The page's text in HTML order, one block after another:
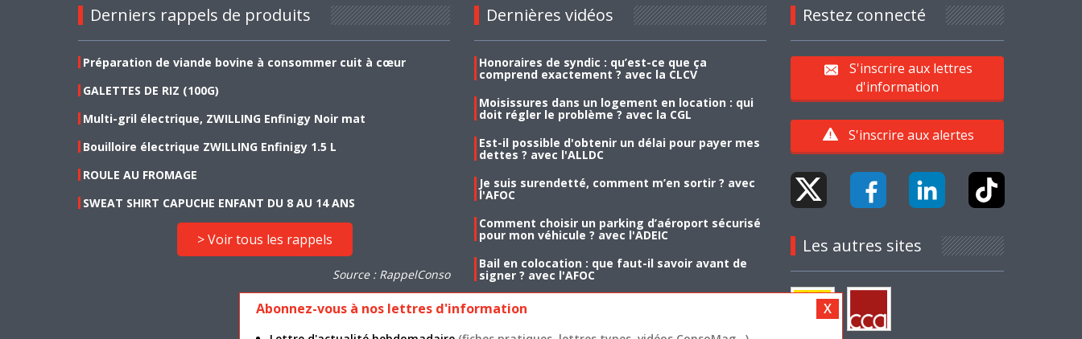
Derniers rappels de produits
Préparation de viande bovine à consommer cuit à cœur
GALETTES DE RIZ (100G)
Multi-gril électrique, ZWILLING Enfinigy Noir mat
Bouilloire électrique ZWILLING Enfinigy 1.5 L
ROULE AU FROMAGE
SWEAT SHIRT CAPUCHE ENFANT DU 8 AU 14 ANS
> Voir tous les rappels
Source : RappelConso
Dernières vidéos
Honoraires de syndic : qu’est-ce que ça
comprend exactement ? avec la CLCV
Moisissures dans un logement en location : qui
doit régler le problème ? avec la CGL
Est-il possible d'obtenir un délai pour payer mes
dettes ? avec l'ALLDC
Je suis surendetté, comment m’en sortir ? avec
l'AFOC
Comment choisir un parking d’aéroport sécurisé
pour mon véhicule ? avec l'ADEIC
Bail en colocation : que faut-il savoir avant de
signer ? avec l'AFOC
Restez connecté
S'inscrire aux lettres
d'information
S'inscrire aux alertes
Les autres sites
Abonnez-vous à nos lettres d'information